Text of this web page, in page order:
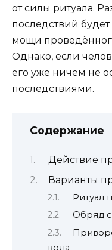
от силы ритуала.
последствий
мощи
Однако, если
его уже ничем не
последствиями.
Содержание
Действие
Варианты
Ритуал
Обряд
вода